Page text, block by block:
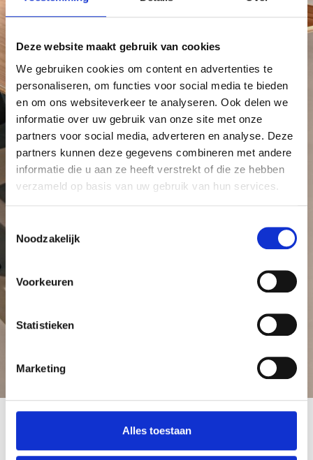
Deze website maakt gebruik van cookies
We gebruiken cookies om content en advertenties te
personaliseren, om functies voor social media te bieden
en om ons websiteverkeer te analyseren. Ook delen we
informatie over uw gebruik van onze site met onze
partners voor social media, adverteren en analyse. Deze
partners kunnen deze gegevens combineren met andere
informatie die u aan ze heeft verstrekt of die ze hebben
verzameld op basis van uw gebruik van hun services.
Noodzakelijk
Voorkeuren
Statistieken
Marketing
Alles toestaan